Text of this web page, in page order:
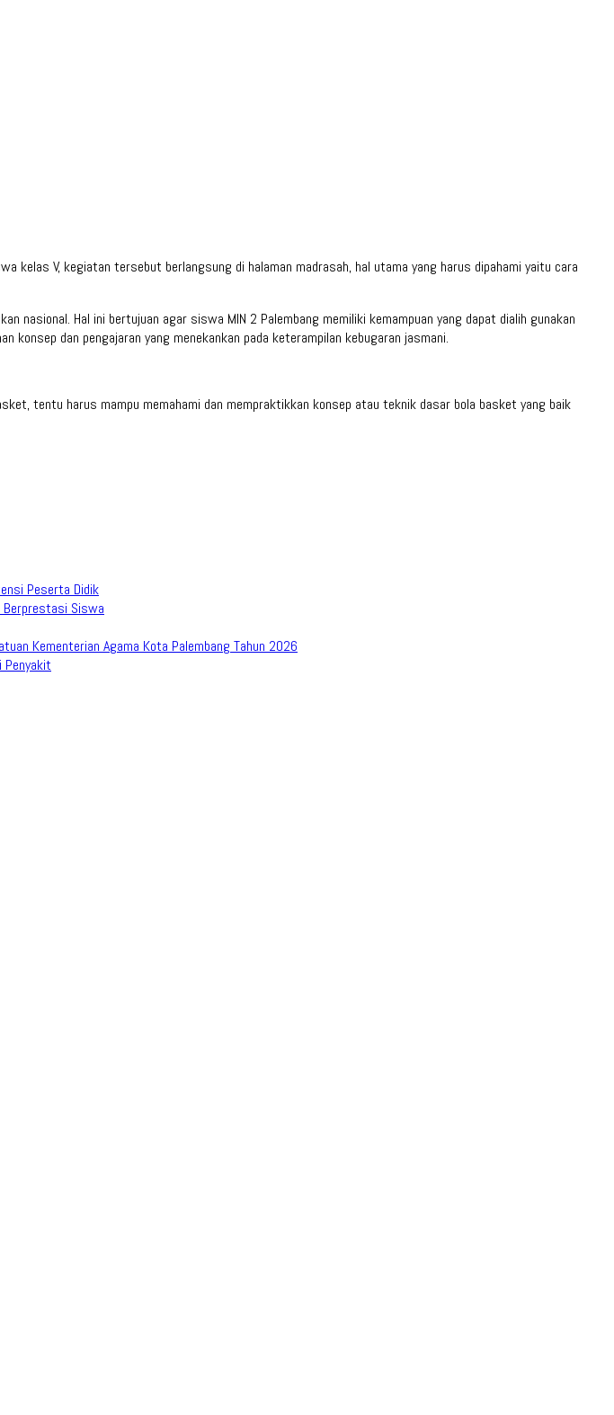
kelas V, kegiatan tersebut berlangsung di halaman madrasah, hal utama yang harus dipahami yaitu cara
nasional. Hal ini bertujuan agar siswa MIN 2 Palembang memiliki kemampuan yang dapat dialih gunakan
konsep dan pengajaran yang menekankan pada keterampilan kebugaran jasmani.
tentu harus mampu memahami dan mempraktikkan konsep atau teknik dasar bola basket yang baik
Peserta Didik
Berprestasi Siswa
Kementerian Agama Kota Palembang Tahun 2026
Penyakit